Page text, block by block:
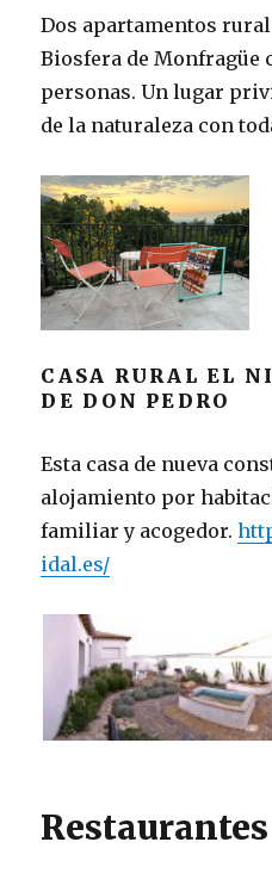
Dos apartamentos
Biosfera de Monfragüe
personas. Un lugar
de la naturaleza con
CASA RURAL EL
DE DON PEDRO
Esta casa de nueva
alojamiento por
familiar y acogedor.
idal.es/
Restaurantes